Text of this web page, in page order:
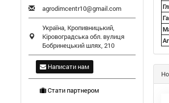
agrodimcentr10@gmail.com
Україна, Кропивницький,
Кіровоградська обл. вулиця
Бобринецький шлях, 210
Написати нам
Стати партнером